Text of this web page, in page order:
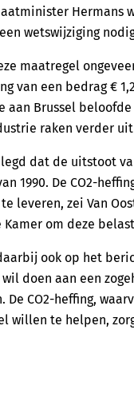
Hermans
wetswijziging
maatregel
van een bedrag €
aan Brussel
raken verder
dat de uitstoot
1990. De CO2-
leveren, zei Van
om deze
ook op het
doen aan een
De CO2-heffing,
willen te helpen,